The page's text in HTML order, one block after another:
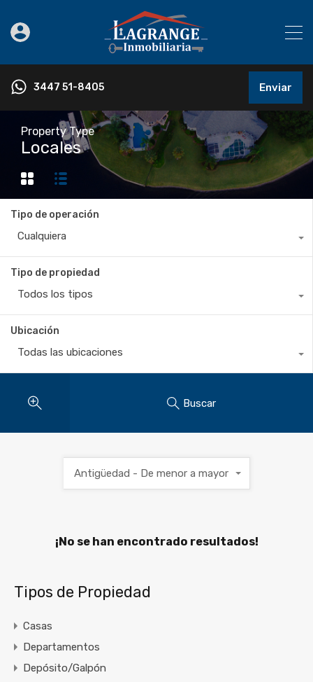
3447 51-8405 Enviar
Property Type
Locales
Tipo de operación
Cualquiera
Tipo de propiedad
Todos los tipos
Ubicación
Todas las ubicaciones
Buscar
Antigüedad - De menor a mayor
¡No se han encontrado resultados!
Tipos de Propiedad
Casas
Departamentos
Depósito/Galpón